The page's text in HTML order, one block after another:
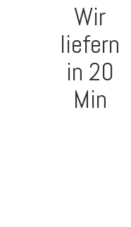
Wir
liefern
in 20
Min